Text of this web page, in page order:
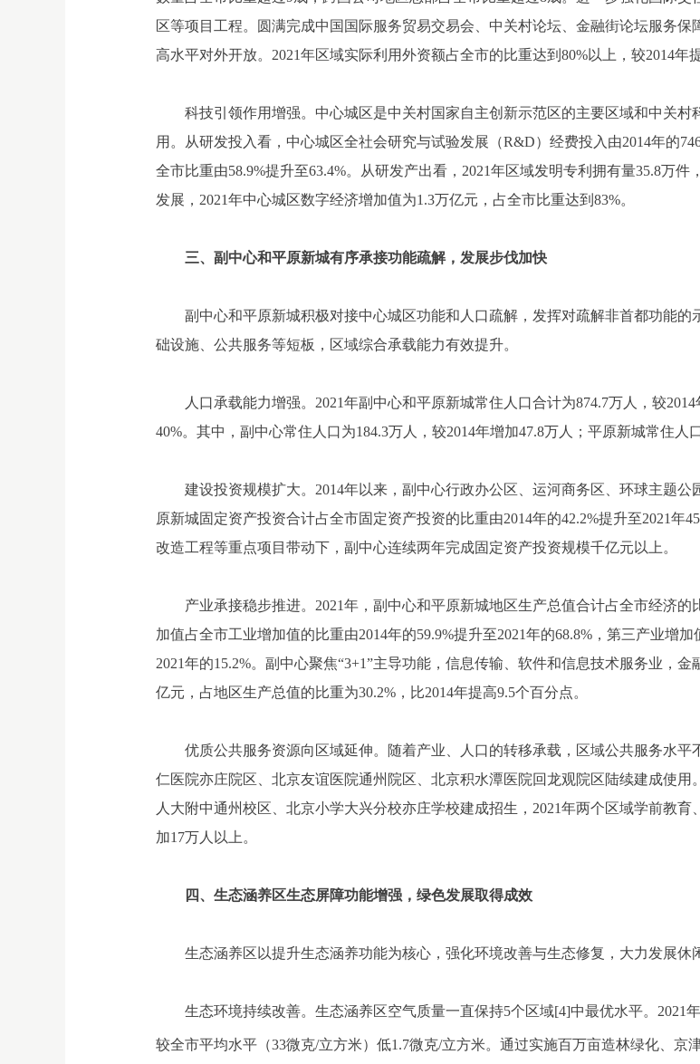
区等项目工程。圆满完成中国国际服务贸易交易会、中关村论坛、金融街论坛服务
高水平对外开放。2021年区域实际利用外资额占全市的比重达到80%以上，较2014年
科技引领作用增强。中心城区是中关村国家自主创新示范区的主要区域和中关
用。从研发投入看，中心城区全社会研究与试验发展（R&D）经费投入由2014年的
全市比重由58.9%提升至63.4%。从研发产出看，2021年区域发明专利拥有量35.8万
发展，2021年中心城区数字经济增加值为1.3万亿元，占全市比重达到83%。
三、副中心和平原新城有序承接功能疏解，发展步伐加快
副中心和平原新城积极对接中心城区功能和人口疏解，发挥对疏解非首都功能
础设施、公共服务等短板，区域综合承载能力有效提升。
人口承载能力增强。2021年副中心和平原新城常住人口合计为874.7万人，较
40%。其中，副中心常住人口为184.3万人，较2014年增加47.8万人；平原新城常住人
建设投资规模扩大。2014年以来，副中心行政办公区、运河商务区、环球主题
原新城固定资产投资合计占全市固定资产投资的比重由2014年的42.2%提升至2021年
改造工程等重点项目带动下，副中心连续两年完成固定资产投资规模千亿元以上。
产业承接稳步推进。2021年，副中心和平原新城地区生产总值合计占全市经济的
加值占全市工业增加值的比重由2014年的59.9%提升至2021年的68.8%，第三产业增
2021年的15.2%。副中心聚焦“3+1”主导功能，信息传输、软件和信息技术服务业，
亿元，占地区生产总值的比重为30.2%，比2014年提高9.5个百分点。
优质公共服务资源向区域延伸。随着产业、人口的转移承载，区域公共服务水
仁医院亦庄院区、北京友谊医院通州院区、北京积水潭医院回龙观院区陆续建成使用
人大附中通州校区、北京小学大兴分校亦庄学校建成招生，2021年两个区域学前教
加17万人以上。
四、生态涵养区生态屏障功能增强，绿色发展取得成效
生态涵养区以提升生态涵养功能为核心，强化环境改善与生态修复，大力发展休
生态环境持续改善。生态涵养区空气质量一直保持5个区域[4]中最优水平。2021
较全市平均水平（33微克/立方米）低1.7微克/立方米。通过实施百万亩造林绿化、京